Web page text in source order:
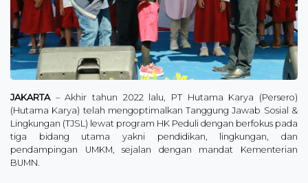
JAKARTA– Akhir tahun 2022 lalu, PT Hutama Karya (Persero)
(Hutama Karya) telah mengoptimalkan Tanggung Jawab Sosial &
Lingkungan (TJSL) lewat program HK Peduli dengan berfokus pada
tiga bidang utama yakni pendidikan, lingkungan, dan
pendampingan UMKM, sejalan dengan mandat Kementerian
BUMN.